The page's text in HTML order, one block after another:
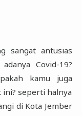
sangat antusias
Covid-19?
kamu juga
seperti ‎halnya
di Kota Jember